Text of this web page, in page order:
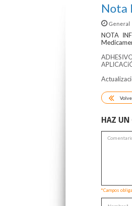
Nota
General
NOTA
HAZ UN
*Campos